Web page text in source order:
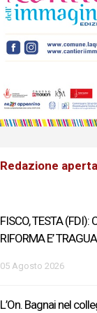
Redazione aperta
FISCO, TESTA (FDI):
RIFORMA E’
05 Agosto 2026
L’On. Bagnai nel